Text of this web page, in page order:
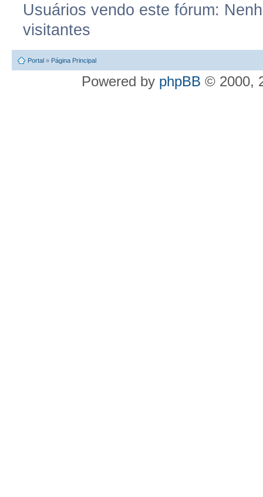
Usuários vendo este fórum:
visitantes
Portal » Página Principal
Powered by phpBB © 2000,